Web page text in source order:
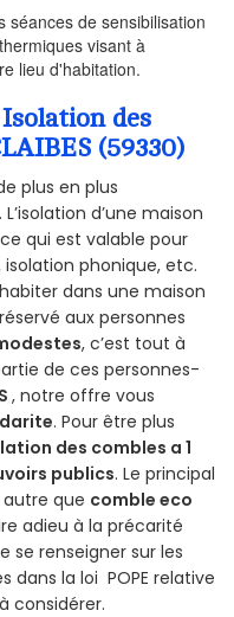
séances de sensibilisation
visant à
lieu d'habitation.
des
(59330)
plus en plus
. L’isolation d’une maison
qui est valable pour
isolation phonique, etc.
dans une maison
aux personnes
, c’est tout à
de ces personnes-
, notre offre vous
. Pour être plus
des combles a 1
publics. Le principal
que comble eco
adieu à la précarité
se renseigner sur les
dans la loi POPE relative
considérer.